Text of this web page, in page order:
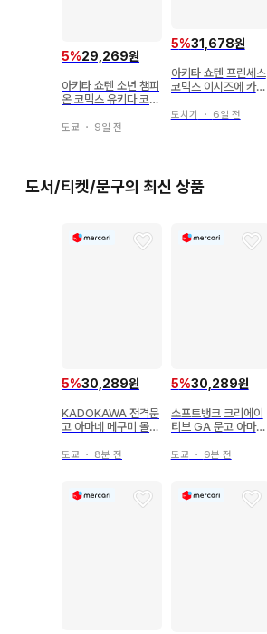
5%29,269원
아키타 쇼텐 소년 챔피
온 코믹스 유키다 코지
주 11
도쿄 ・ 9일 전
5%31,678원
아키타 쇼텐 프린세스
코믹스 이시즈에 카치
꿈꾼 마지막 낙원~ 1
도치기 ・ 6일 전
도서/티켓/문구의 최신 상품
5%30,289원
KADOKAWA 전격문
고 아마네 메구미 몰락
인의 나는 최강이 된다
도쿄 ・ 8분 전
5%30,289원
소프트뱅크 크리에이
티브 GA 문고 아마네
후배의 은인이 되었더
도쿄 ・ 9분 전